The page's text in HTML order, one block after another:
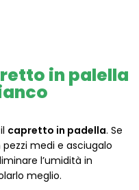
in palella
capretto in padella. Se
medi e asciugalo
l’umidità in
meglio.